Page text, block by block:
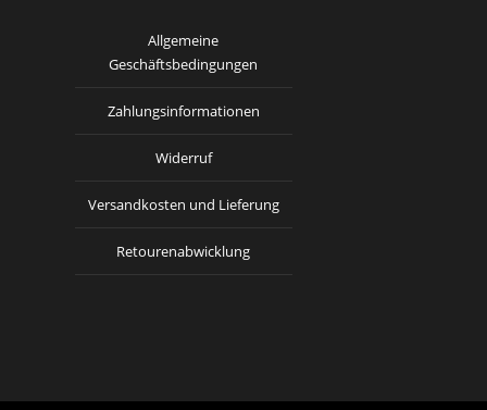
Allgemeine
Geschäftsbedingungen
Zahlungsinformationen
Widerruf
Versandkosten und Lieferung
Retourenabwicklung